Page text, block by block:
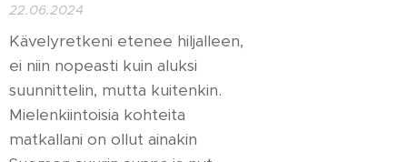
22.06.2024
Kävelyretkeni etenee hiljalleen,
ei niin nopeasti kuin aluksi
suunnittelin, mutta kuitenkin.
Mielenkiintoisia kohteita
matkallani on ollut ainakin